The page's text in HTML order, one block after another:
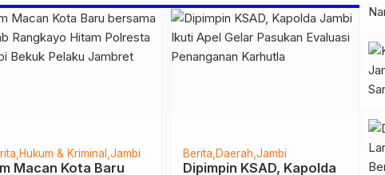
TPS 02 Jambi
Berita Sungai Penuh
Gubernur Jambi AL Haris